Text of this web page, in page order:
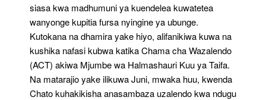
siasa kwa madhumuni ya kuendelea kuwatetea
wanyonge kupitia fursa nyingine ya ubunge.
Kutokana na dhamira yake hiyo, alifanikiwa kuwa na
kushika nafasi kubwa katika Chama cha Wazalendo
(ACT) akiwa Mjumbe wa Halmashauri Kuu ya Taifa.
Na matarajio yake ilikuwa Juni, mwaka huu, kwenda
Chato kuhakikisha anasambaza uzalendo kwa ndugu